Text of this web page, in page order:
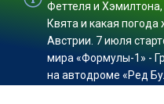
Феттеля и
Квята и какая
Австрии. 7 июля
мира «Формулы-1» -
на автодроме «Ред